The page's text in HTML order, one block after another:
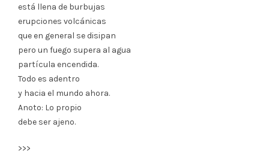
está llena de burbujas
erupciones volcánicas
que en general se disipan
pero un fuego supera al agua
partícula encendida.
Todo es adentro
y hacia el mundo ahora.
Anoto: Lo propio
debe ser ajeno.
>>>